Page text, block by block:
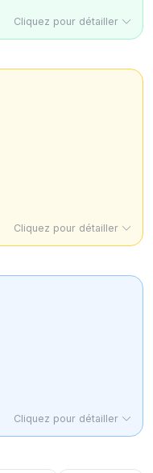
Cliquez pour détailler
Cliquez pour détailler
Cliquez pour détailler